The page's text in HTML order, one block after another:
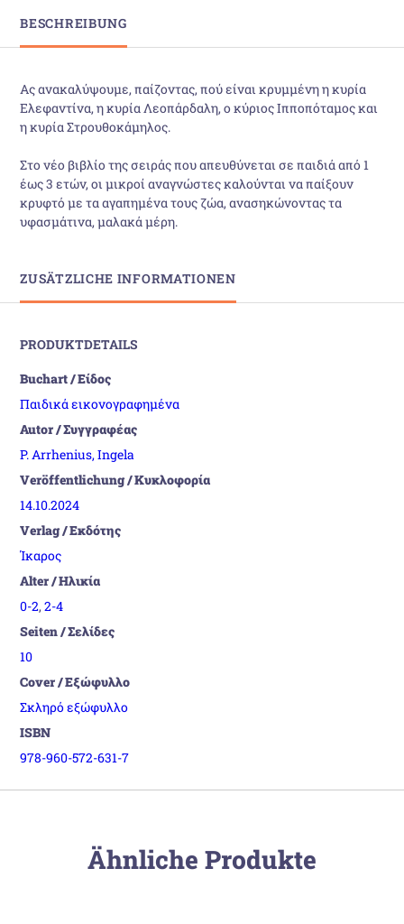
BESCHREIBUNG
Ας ανακαλύψουμε, παίζοντας, πού είναι κρυμμένη η κυρία
Ελεφαντίνα, η κυρία Λεοπάρδαλη, ο κύριος Ιπποπόταμος και
η κυρία Στρουθοκάμηλος.
Στο νέο βιβλίο της σειράς που απευθύνεται σε παιδιά από 1
έως 3 ετών, οι μικροί αναγνώστες καλούνται να παίξουν
κρυφτό με τα αγαπημένα τους ζώα, ανασηκώνοντας τα
υφασμάτινα, μαλακά μέρη.
ZUSÄTZLICHE INFORMATIONEN
PRODUKTDETAILS
Buchart / Είδος
Παιδικά εικονογραφημένα
Autor / Συγγραφέας
P. Arrhenius, Ingela
Veröffentlichung / Κυκλοφορία
14.10.2024
Verlag / Εκδότης
Ίκαρος
Alter / Ηλικία
0-2,2-4
Seiten / Σελίδες
10
Cover / Εξώφυλλο
Σκληρό εξώφυλλο
ISBN
978-960-572-631-7
Ähnliche Produkte